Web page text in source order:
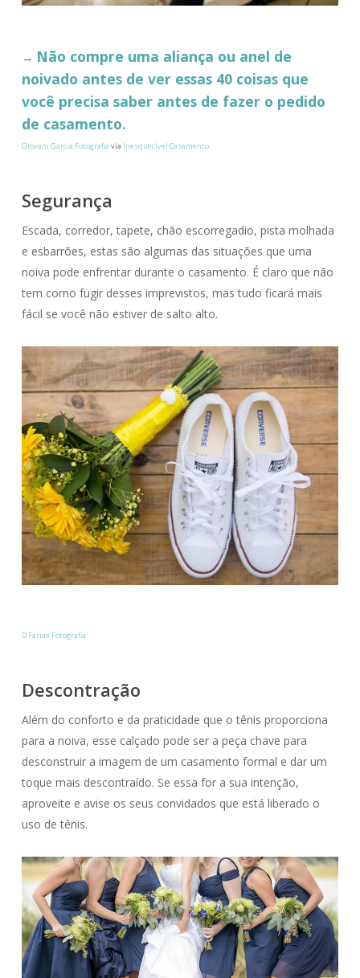
→ Não compre uma aliança ou anel de
noivado antes de ver essas 40 coisas que
você precisa saber antes de fazer o pedido
de casamento.
Giovani Garcia Fotografia via Inesquecível Casamento
Segurança
Escada, corredor, tapete, chão escorregadio, pista molhada
e esbarrões, estas são algumas das situações que uma
noiva pode enfrentar durante o casamento. É claro que não
tem como fugir desses imprevistos, mas tudo ficará mais
fácil se você não estiver de salto alto.
D’Farias Fotografia
Descontração
Além do conforto e da praticidade que o tênis proporciona
para a noiva, esse calçado pode ser a peça chave para
desconstruir a imagem de um casamento formal e dar um
toque mais descontraído. Se essa for a sua intenção,
aproveite e avise os seus convidados que está liberado o
uso de tênis.